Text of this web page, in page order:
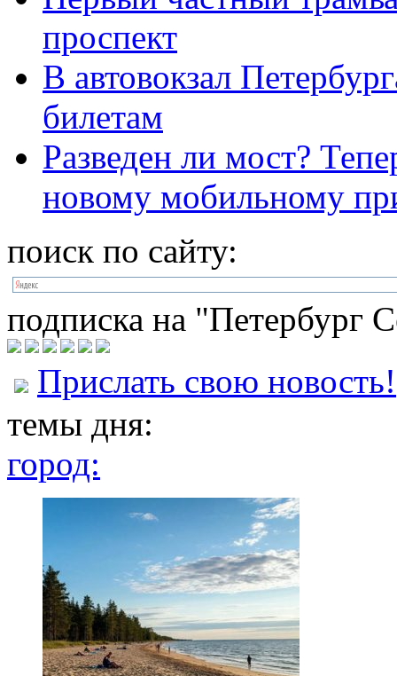
проспект
В автовокзал
билетам
Разведен ли мост?
новому мобильному
поиск по сайту:
подписка на "Петербург
Прислать свою новость!
темы дня:
город: